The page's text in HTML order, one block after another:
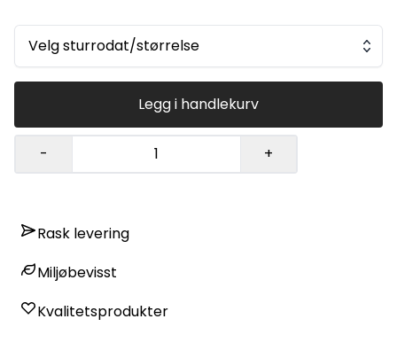
Velg sturrodat/størrelse
Legg i handlekurv
- +
Rask levering
Miljøbevisst
Kvalitetsprodukter